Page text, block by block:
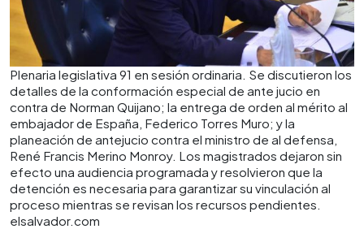
Plenaria legislativa 91 en sesión ordinaria. Se discutieron los
detalles de la conformación especial de ante jucio en
contra de Norman Quijano; la entrega de orden al mérito al
embajador de España, Federico Torres Muro; y la
planeación de antejucio contra el ministro de al defensa,
René Francis Merino Monroy. Los magistrados dejaron sin
efecto una audiencia programada y resolvieron que la
detención es necesaria para garantizar su vinculación al
proceso mientras se revisan los recursos pendientes.
elsalvador.com